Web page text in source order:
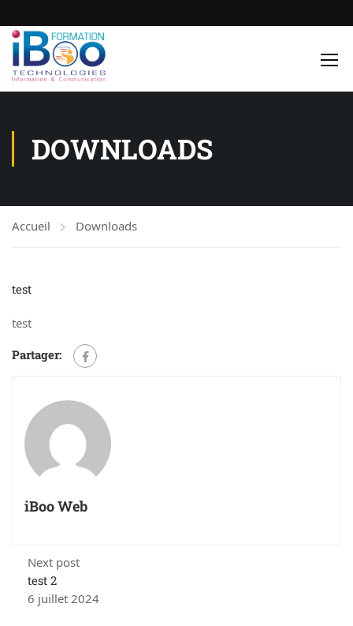
DOWNLOADS
Accueil Downloads
test
test
Partager:
iBoo Web
Next post
test 2
6 juillet 2024